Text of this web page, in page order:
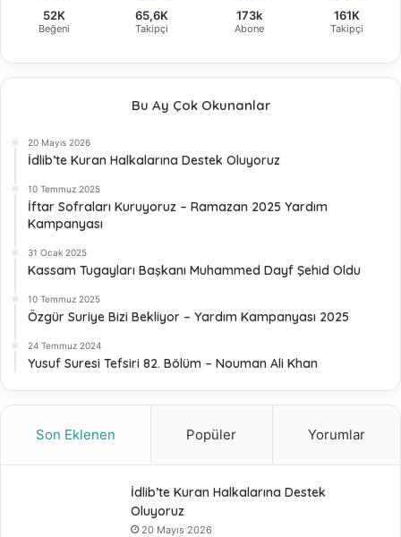
52K
Beğeni
65,6K
Takipçi
173k
Abone
161K
Takipçi
Bu Ay Çok Okunanlar
20 Mayıs 2026
İdlib’te Kuran Halkalarına Destek Oluyoruz
10 Temmuz 2025
İftar Sofraları Kuruyoruz – Ramazan 2025 Yardım
Kampanyası
31 Ocak 2025
Kassam Tugayları Başkanı Muhammed Dayf Şehid Oldu
10 Temmuz 2025
Özgür Suriye Bizi Bekliyor – Yardım Kampanyası 2025
24 Temmuz 2024
Yusuf Suresi Tefsiri 82. Bölüm – Nouman Ali Khan
Son Eklenen Popüler Yorumlar
İdlib’te Kuran Halkalarına Destek
Oluyoruz
20 Mayıs 2026